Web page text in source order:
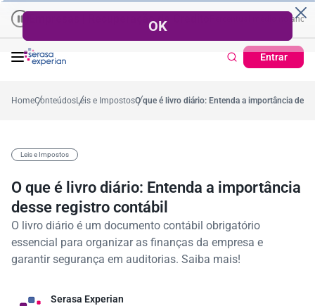
| Recuperação de Crédito 38,7%
Entrar
57,2% Cartão de Crédito | Cadastro
HomeConteúdosLeis e ImpostosO que é livro diário: Entenda a importância
Leis e Impostos
O que é livro diário: Entenda a importância
desse registro contábil
O livro diário é um documento contábil obrigatório
essencial para organizar as finanças da empresa e
garantir segurança em auditorias. Saiba mais!
Serasa Experian